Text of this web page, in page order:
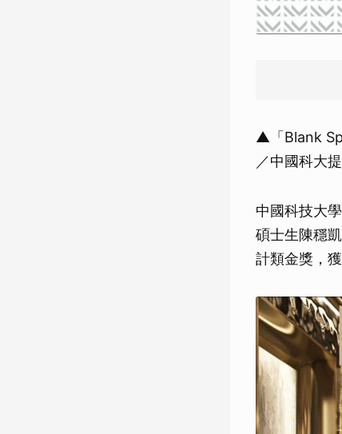
▲「Blank
／中國科大提
中國科技大
碩士生陳穩
計類金獎，